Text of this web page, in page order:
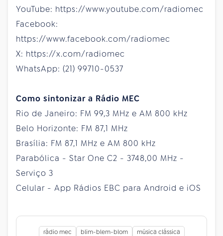
YouTube: https://www.youtube.com/radiomec
Facebook:
https://www.facebook.com/radiomec
X: https://x.com/radiomec
WhatsApp: (21) 99710-0537
Como sintonizar a Rádio MEC
Rio de Janeiro: FM 99,3 MHz e AM 800 kHz
Belo Horizonte: FM 87,1 MHz
Brasília: FM 87,1 MHz e AM 800 kHz
Parabólica - Star One C2 - 3748,00 MHz -
Serviço 3
Celular - App Rádios EBC para Android e iOS
rádio mec blim-blem-blom música clássica